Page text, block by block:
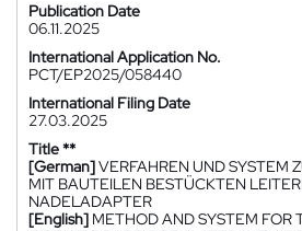
Publication Date
06.11.2025
International Application No.
PCT/EP2025/058440
International Filing Date
27.03.2025
Title **
[German]VERFAHREN UND SYSTEM
MIT BAUTEILEN BESTÜCKTEN
NADELADAPTER
[English] METHOD AND SYSTEM FOR